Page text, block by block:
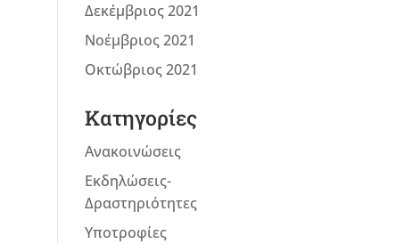
Δεκέμβριος 2021
Νοέμβριος 2021
Οκτώβριος 2021
Kατηγορίες
Ανακοινώσεις
Εκδηλώσεις-
Δραστηριότητες
Υποτροφίες